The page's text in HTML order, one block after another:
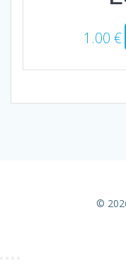
1.00 €
©